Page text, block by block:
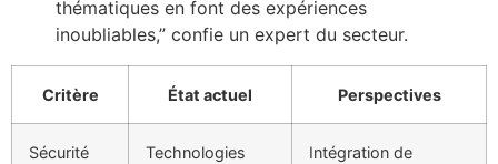
thématiques en font des expériences
inoubliables,” confie un expert du secteur.
Critère État actuel Perspectives
Sécurité
Technologies
Intégration de